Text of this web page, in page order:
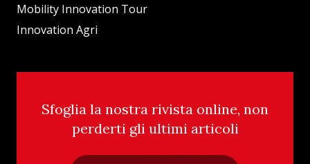
Mobility Innovation Tour
Innovation Agri
Sfoglia la nostra rivista online, non
perderti gli ultimi articoli